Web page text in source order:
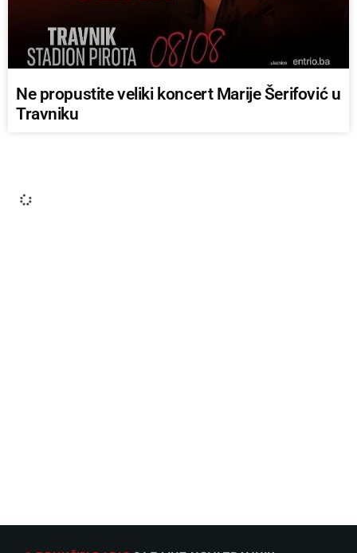
Ne propustite veliki koncert Marije Šerifović u
Travniku